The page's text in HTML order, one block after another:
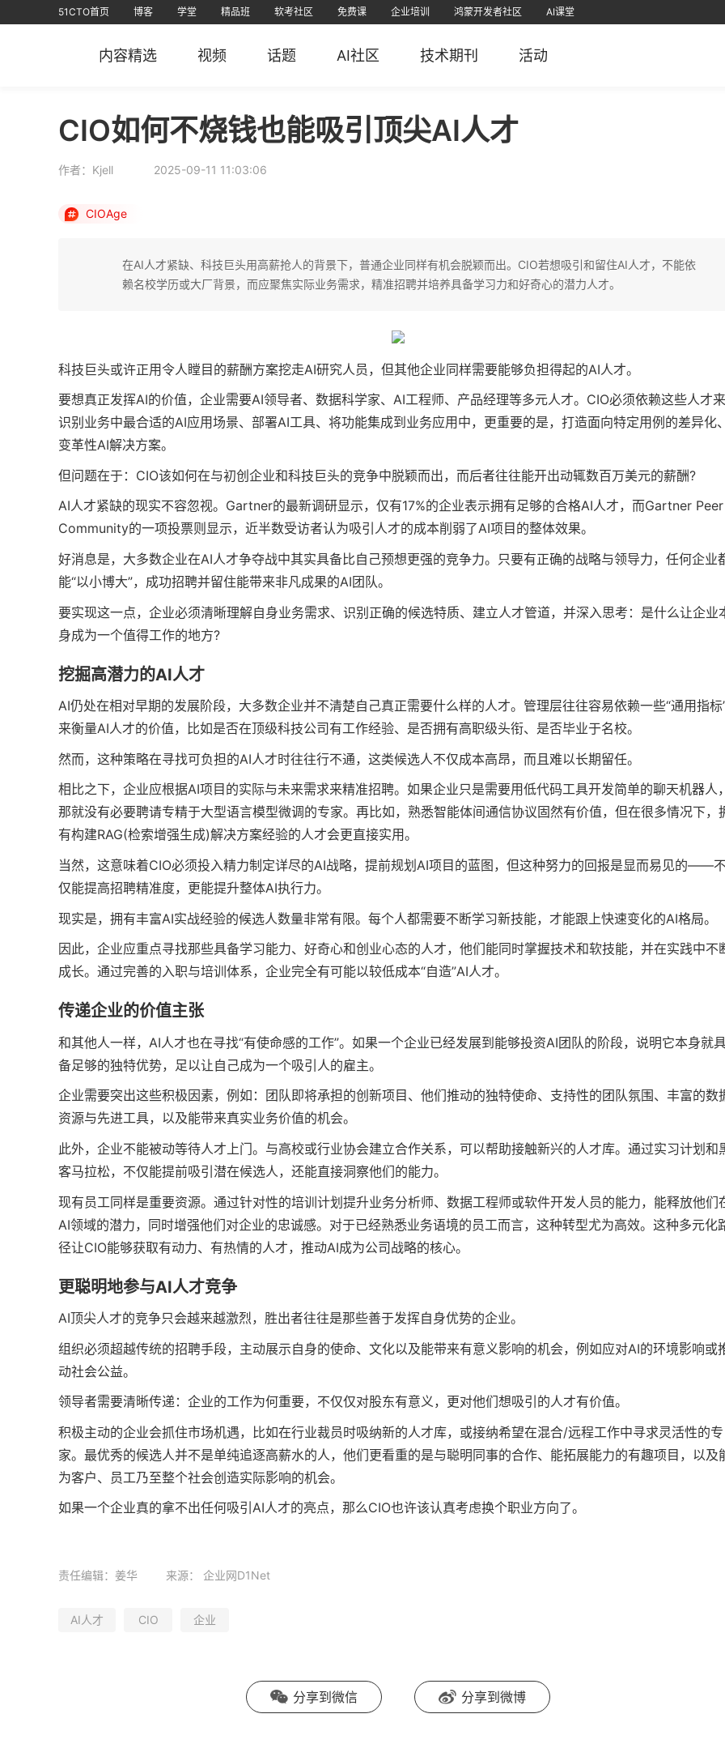
51CTO首页 博客 学堂 精品班 软考社区 免费课 企业培训 鸿蒙开发者社区
AI课堂
内容精选 视频 话题 AI社区 技术期刊 活动
CIO如何不烧钱也能吸引顶尖AI人才
作者：Kjell 2025-09-11 11:03:06
CIOAge
在AI人才紧缺、科技巨头用高薪抢人的背景下，普通企业同样有机会脱颖而出。CIO若想吸引和留住AI人才，不能依
赖名校学历或大厂背景，而应聚焦实际业务需求，精准招聘并培养具备学习力和好奇心的潜力人才。
科技巨头或许正用令人瞠目的薪酬方案挖走AI研究人员，但其他企业同样需要能够负担得起的AI人才。
要想真正发挥AI的价值，企业需要AI领导者、数据科学家、AI工程师、产品经理等多元人才。CIO必须依赖这些人才来
识别业务中最合适的AI应用场景、部署AI工具、将功能集成到业务应用中，更重要的是，打造面向特定用例的差异化
变革性AI解决方案。
但问题在于：CIO该如何在与初创企业和科技巨头的竞争中脱颖而出，而后者往往能开出动辄数百万美元的薪酬?
AI人才紧缺的现实不容忽视。Gartner的最新调研显示，仅有17%的企业表示拥有足够的合格AI人才，而Gartner Peer
Community的一项投票则显示，近半数受访者认为吸引人才的成本削弱了AI项目的整体效果。
好消息是，大多数企业在AI人才争夺战中其实具备比自己预想更强的竞争力。只要有正确的战略与领导力，任何企业
能“以小博大”，成功招聘并留住能带来非凡成果的AI团队。
要实现这一点，企业必须清晰理解自身业务需求、识别正确的候选特质、建立人才管道，并深入思考：是什么让企业
身成为一个值得工作的地方?
挖掘高潜力的AI人才
AI仍处在相对早期的发展阶段，大多数企业并不清楚自己真正需要什么样的人才。管理层往往容易依赖一些“通用指标
来衡量AI人才的价值，比如是否在顶级科技公司有工作经验、是否拥有高职级头衔、是否毕业于名校。
然而，这种策略在寻找可负担的AI人才时往往行不通，这类候选人不仅成本高昂，而且难以长期留任。
相比之下，企业应根据AI项目的实际与未来需求来精准招聘。如果企业只是需要用低代码工具开发简单的聊天机器人
那就没有必要聘请专精于大型语言模型微调的专家。再比如，熟悉智能体间通信协议固然有价值，但在很多情况下，
有构建RAG(检索增强生成)解决方案经验的人才会更直接实用。
当然，这意味着CIO必须投入精力制定详尽的AI战略，提前规划AI项目的蓝图，但这种努力的回报是显而易见的——
仅能提高招聘精准度，更能提升整体AI执行力。
现实是，拥有丰富AI实战经验的候选人数量非常有限。每个人都需要不断学习新技能，才能跟上快速变化的AI格局。
因此，企业应重点寻找那些具备学习能力、好奇心和创业心态的人才，他们能同时掌握技术和软技能，并在实践中不
成长。通过完善的入职与培训体系，企业完全有可能以较低成本“自造”AI人才。
传递企业的价值主张
和其他人一样，AI人才也在寻找“有使命感的工作”。如果一个企业已经发展到能够投资AI团队的阶段，说明它本身就
备足够的独特优势，足以让自己成为一个吸引人的雇主。
企业需要突出这些积极因素，例如：团队即将承担的创新项目、他们推动的独特使命、支持性的团队氛围、丰富的数
资源与先进工具，以及能带来真实业务价值的机会。
此外，企业不能被动等待人才上门。与高校或行业协会建立合作关系，可以帮助接触新兴的人才库。通过实习计划和
客马拉松，不仅能提前吸引潜在候选人，还能直接洞察他们的能力。
现有员工同样是重要资源。通过针对性的培训计划提升业务分析师、数据工程师或软件开发人员的能力，能释放他们
AI领域的潜力，同时增强他们对企业的忠诚感。对于已经熟悉业务语境的员工而言，这种转型尤为高效。这种多元化
径让CIO能够获取有动力、有热情的人才，推动AI成为公司战略的核心。
更聪明地参与AI人才竞争
AI顶尖人才的竞争只会越来越激烈，胜出者往往是那些善于发挥自身优势的企业。
组织必须超越传统的招聘手段，主动展示自身的使命、文化以及能带来有意义影响的机会，例如应对AI的环境影响或
动社会公益。
领导者需要清晰传递：企业的工作为何重要，不仅仅对股东有意义，更对他们想吸引的人才有价值。
积极主动的企业会抓住市场机遇，比如在行业裁员时吸纳新的人才库，或接纳希望在混合/远程工作中寻求灵活性的专
家。最优秀的候选人并不是单纯追逐高薪水的人，他们更看重的是与聪明同事的合作、能拓展能力的有趣项目，以及
为客户、员工乃至整个社会创造实际影响的机会。
如果一个企业真的拿不出任何吸引AI人才的亮点，那么CIO也许该认真考虑换个职业方向了。
责任编辑：姜华 来源： 企业网D1Net
AI人才 CIO 企业
分享到微信 分享到微博